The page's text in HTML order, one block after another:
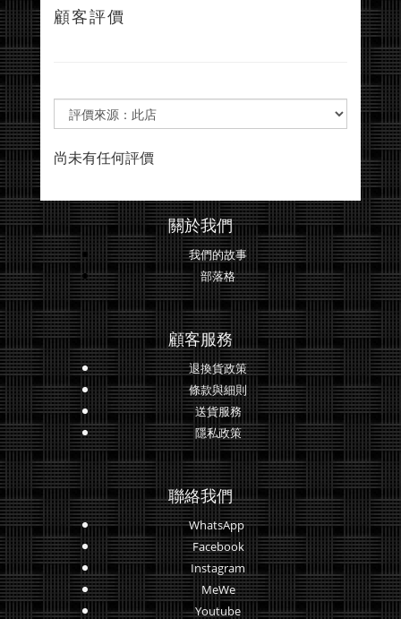
顧客評價
尚未有任何評價
關於我們
我們的故事
部落格
顧客服務
退換貨政策
條款與細則
送貨服務
隱私政策
聯絡我們
WhatsApp
Facebook
Instagram
MeWe
Youtube